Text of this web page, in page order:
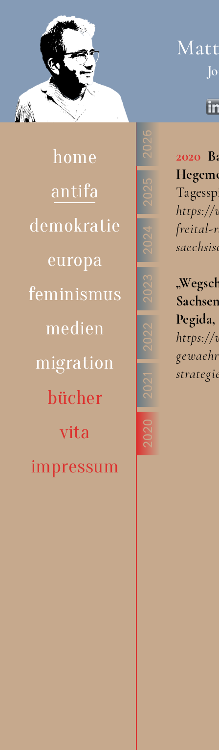
home
antifa
demokratie
europa
feminismus
medien
migration
bücher
vita
impressum
2026
2025
2024
2023
2022
2021
2020
2020
https://
freital-
Pegida,
https://